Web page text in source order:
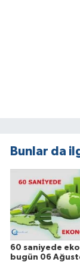
Bunlar da
60 saniyede
bugün 06